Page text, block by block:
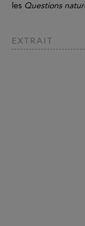
les Questions
EXTRAIT